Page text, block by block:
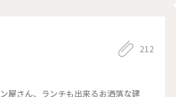
したかの ような感じ… なんとなく懐
た。 メニューではなく学級日誌 カフ
日直』だそうです‼️ 旅と学校をテーマに
ペースに行ってみてくださいね‼ #広
212